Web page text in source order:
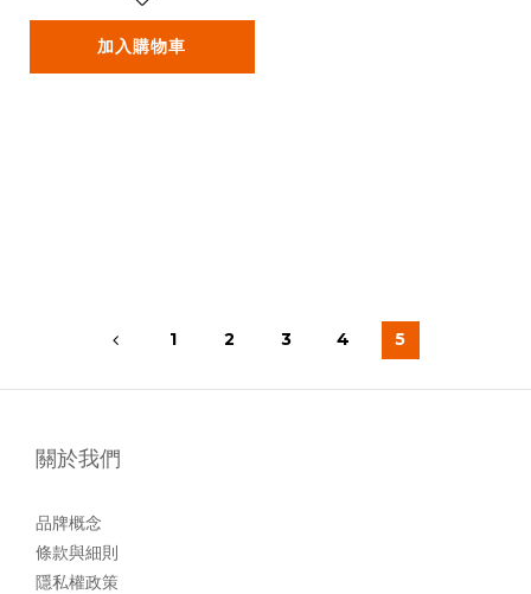
加入購物車
1 2 3 4 5
關於我們
品牌概念
條款與細則
隱私權政策